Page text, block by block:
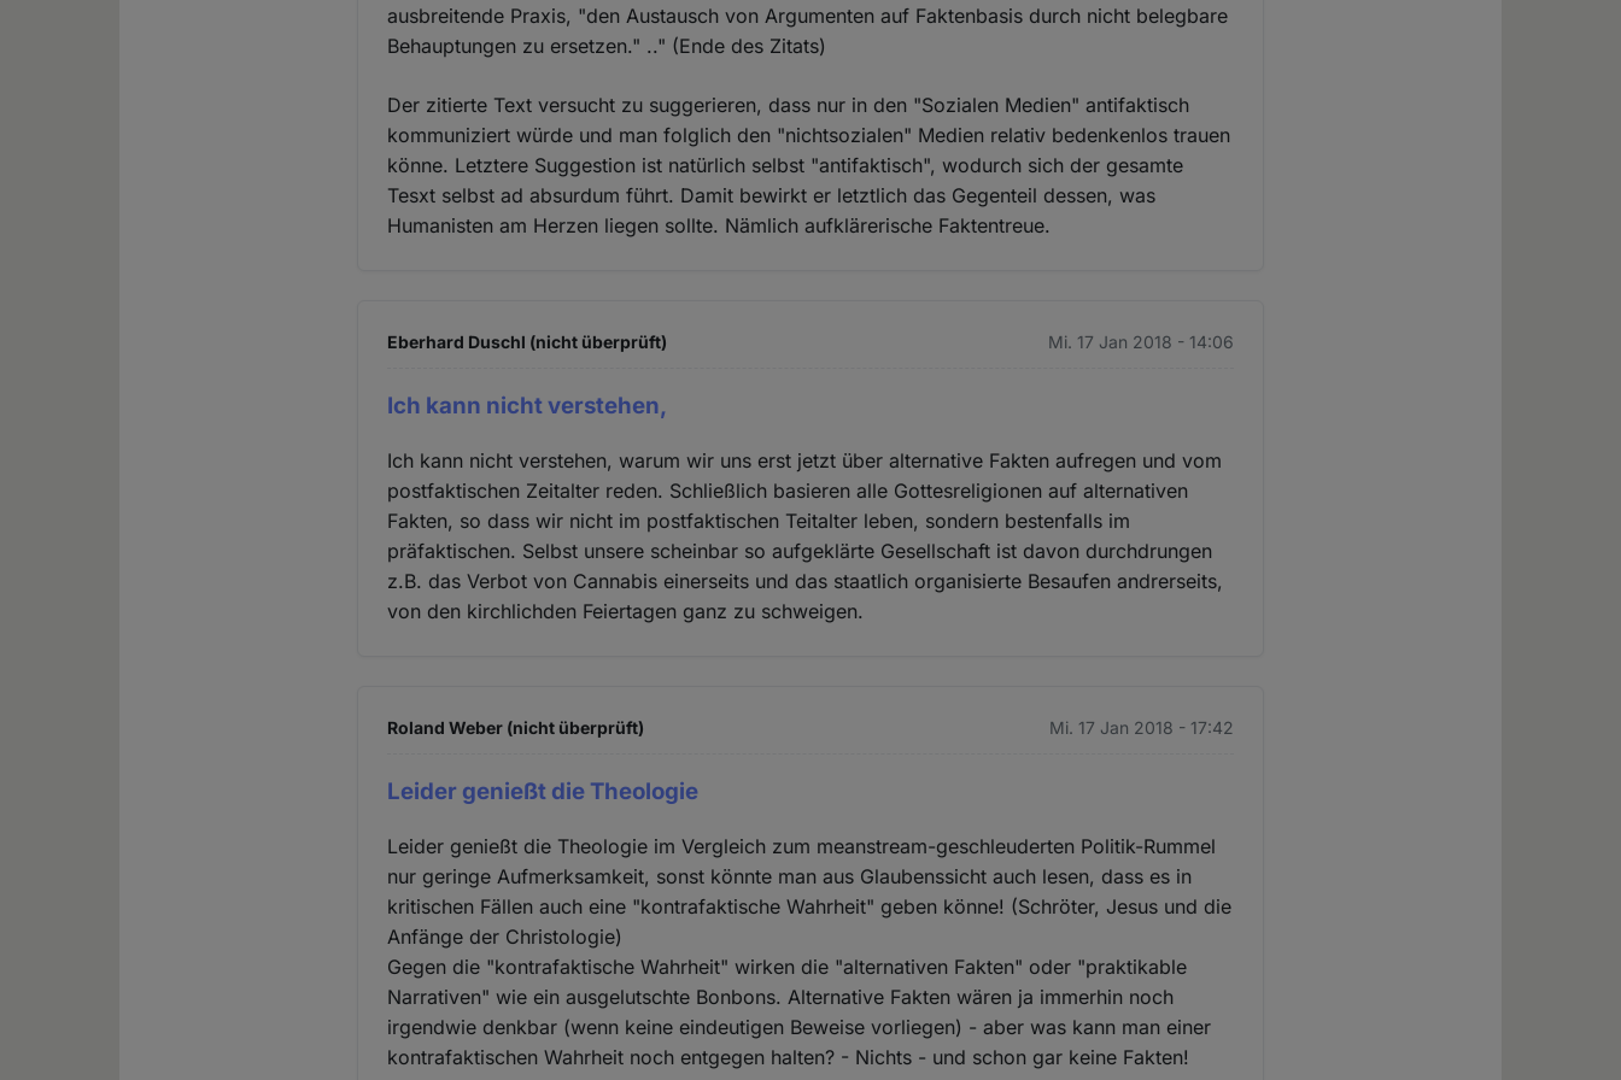
ausbreitende Praxis, "den Austausch von Argumenten auf Faktenbasis durch nicht belegbare
Behauptungen zu ersetzen." .." (Ende des Zitats)
Der zitierte Text versucht zu suggerieren, dass nur in den "Sozialen Medien" antifaktisch
kommuniziert würde und man folglich den "nichtsozialen" Medien relativ bedenkenlos trauen
könne. Letztere Suggestion ist natürlich selbst "antifaktisch", wodurch sich der gesamte
Tesxt selbst ad absurdum führt. Damit bewirkt er letztlich das Gegenteil dessen, was
Humanisten am Herzen liegen sollte. Nämlich aufklärerische Faktentreue.
Eberhard Duschl (nicht überprüft) Mi. 17 Jan 2018 - 14:06
Ich kann nicht verstehen,
Ich kann nicht verstehen, warum wir uns erst jetzt über alternative Fakten aufregen und vom
postfaktischen Zeitalter reden. Schließlich basieren alle Gottesreligionen auf alternativen
Fakten, so dass wir nicht im postfaktischen Teitalter leben, sondern bestenfalls im
präfaktischen. Selbst unsere scheinbar so aufgeklärte Gesellschaft ist davon durchdrungen
z.B. das Verbot von Cannabis einerseits und das staatlich organisierte Besaufen andrerseits,
von den kirchlichden Feiertagen ganz zu schweigen.
Roland Weber (nicht überprüft) Mi. 17 Jan 2018 - 17:42
Leider genießt die Theologie
Leider genießt die Theologie im Vergleich zum meanstream-geschleuderten Politik-Rummel
nur geringe Aufmerksamkeit, sonst könnte man aus Glaubenssicht auch lesen, dass es in
kritischen Fällen auch eine "kontrafaktische Wahrheit" geben könne! (Schröter, Jesus und die
Anfänge der Christologie)
Gegen die "kontrafaktische Wahrheit" wirken die "alternativen Fakten" oder "praktikable
Narrativen" wie ein ausgelutschte Bonbons. Alternative Fakten wären ja immerhin noch
irgendwie denkbar (wenn keine eindeutigen Beweise vorliegen) - aber was kann man einer
kontrafaktischen Wahrheit noch entgegen halten? - Nichts - und schon gar keine Fakten!